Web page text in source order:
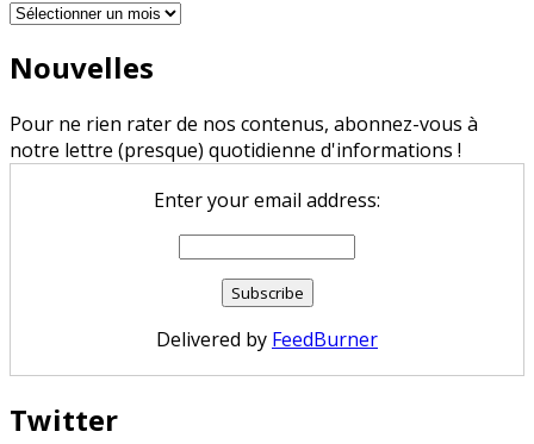
Archives
Nouvelles
Pour ne rien rater de nos contenus, abonnez-vous à
notre lettre (presque) quotidienne d'informations !
Enter your email address:
Delivered by FeedBurner
Twitter